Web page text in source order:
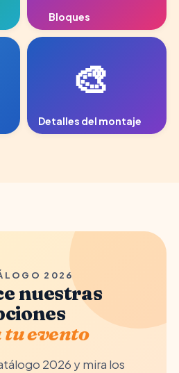
Bloques
bloques.jpg
🎨
Detalles del montaje
2026
nuestras
tu evento
2026 y mira los